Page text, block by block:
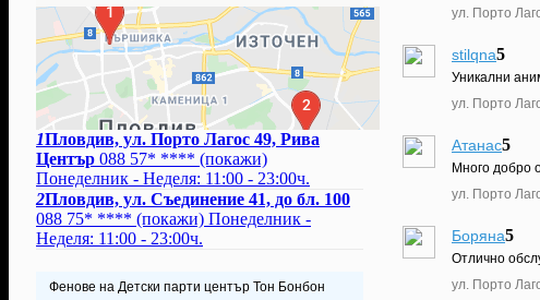
1Пловдив, ул. Порто Лагос 49, Рива
Център 088 57* **** (покажи)
Понеделник - Неделя: 11:00 - 23:00ч.
2Пловдив, ул. Съединение 41, до бл. 100
088 75* **** (покажи) Понеделник -
Неделя: 11:00 - 23:00ч.
Фенове на Детски парти център Тон Бонбон
ул. Порто
stilqna5
Уникални
ул. Порто
Атанас5
Много добро
ул. Порто
Боряна5
Отлично
ул. Порто